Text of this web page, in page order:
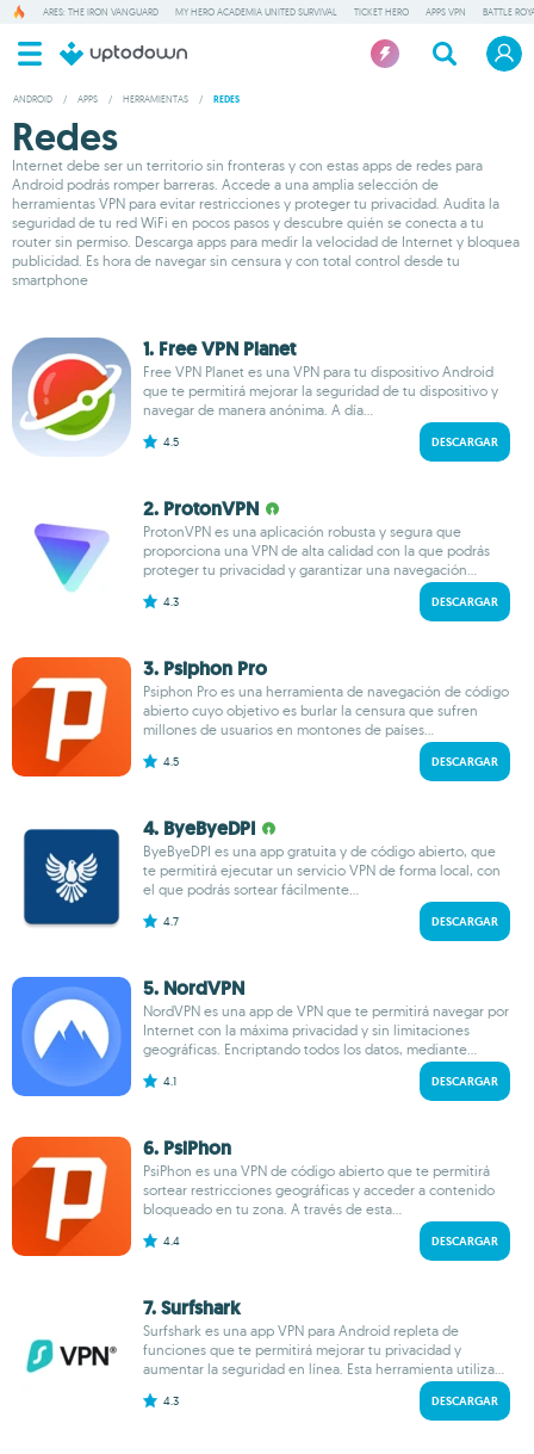
ARES: THE IRON VANGUARD MY HERO ACADEMIA UNITED SURVIVAL TICKET HERO APPS VPN BATTLE
ANDROID / APPS / HERRAMIENTAS / REDES
Redes
Internet debe ser un territorio sin fronteras y con estas apps de redes para
Android podrás romper barreras. Accede a una amplia selección de
herramientas VPN para evitar restricciones y proteger tu privacidad. Audita la
seguridad de tu red WiFi en pocos pasos y descubre quién se conecta a tu
router sin permiso. Descarga apps para medir la velocidad de Internet y bloquea
publicidad. Es hora de navegar sin censura y con total control desde tu
smartphone
1. Free VPN Planet
Free VPN Planet es una VPN para tu dispositivo Android
que te permitirá mejorar la seguridad de tu dispositivo y
navegar de manera anónima. A día...
4.5 DESCARGAR
2. ProtonVPN
ProtonVPN es una aplicación robusta y segura que
proporciona una VPN de alta calidad con la que podrás
proteger tu privacidad y garantizar una navegación...
4.3 DESCARGAR
3. Psiphon Pro
Psiphon Pro es una herramienta de navegación de código
abierto cuyo objetivo es burlar la censura que sufren
millones de usuarios en montones de países...
4.5 DESCARGAR
4. ByeByeDPI
ByeByeDPI es una app gratuita y de código abierto, que
te permitirá ejecutar un servicio VPN de forma local, con
el que podrás sortear fácilmente...
4.7 DESCARGAR
5. NordVPN
NordVPN es una app de VPN que te permitirá navegar por
Internet con la máxima privacidad y sin limitaciones
geográficas. Encriptando todos los datos, mediante...
4.1 DESCARGAR
6. PsiPhon
PsiPhon es una VPN de código abierto que te permitirá
sortear restricciones geográficas y acceder a contenido
bloqueado en tu zona. A través de esta...
4.4 DESCARGAR
7. Surfshark
Surfshark es una app VPN para Android repleta de
funciones que te permitirá mejorar tu privacidad y
aumentar la seguridad en línea. Esta herramienta utiliza...
4.3 DESCARGAR